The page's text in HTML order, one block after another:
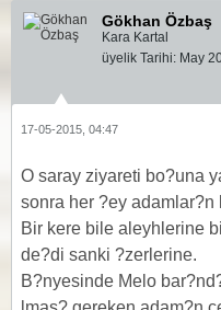
Gökhan Özbaş
Kara Kartal
üyelik Tarihi: May
17-05-2015, 04:47
O saray ziyareti bo?una
sonra her ?ey
Bir kere bile aleyhlerine
de?di sanki ?zerlerine.
B?nyesinde Melo